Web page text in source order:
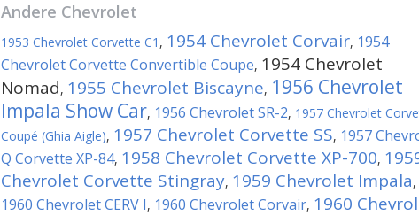
Andere Chevrolet
1953 Chevrolet Corvette C1 , 1954 Chevrolet Corvair, 1954
Chevrolet Corvette Convertible Coupe, 1954 Chevrolet
Nomad, 1955 Chevrolet Biscayne, 1956 Chevrolet
Impala Show Car, 1956 Chevrolet SR-2, 1957 Chevrolet
Coupé (Ghia Aigle), 1957 Chevrolet Corvette SS, 1957
Q Corvette XP-84, 1958 Chevrolet Corvette XP-700,
Chevrolet Corvette Stingray, 1959 Chevrolet Impala,
1960 Chevrolet CERV I, 1960 Chevrolet Corvair, 1960